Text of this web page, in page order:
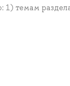
1) темам